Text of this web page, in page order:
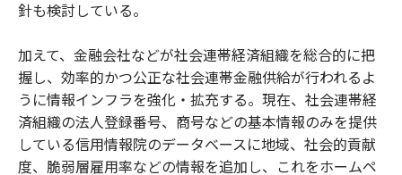
針も検討している。
加えて、金融会社などが社会連帯経済組織を総合的に把
握し、効率的かつ公正な社会連帯金融供給が行われるよ
うに情報インフラを強化・拡充する。現在、社会連帯経
済組織の法人登録番号、商号などの基本情報のみを提供
している信用情報院のデータベースに地域、社会的貢献
度、脆弱層雇用率などの情報を追加し、これをホームペ